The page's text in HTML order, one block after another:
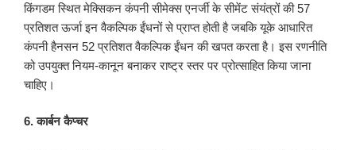
किंगडम स्थित मेक्सिकन कंपनी सीमेक्स एनर्जी के सीमेंट संयंत्रों की 57
प्रतिशत ऊर्जा इन वैकल्पिक ईंधनों से प्राप्त होती है जबकि यूके आधारित
कंपनी हैनसन 52 प्रतिशत वैकल्पिक ईंधन की खपत करता है। इस रणनीति
को उपयुक्त नियम-कानून बनाकर राष्ट्र स्तर पर प्रोत्साहित किया जाना
चाहिए।
6. कार्बन कैप्चर